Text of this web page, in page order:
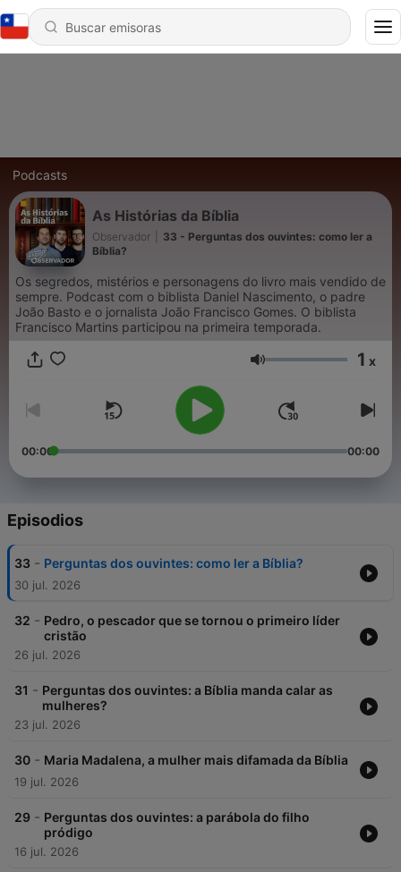
Podcasts
As Histórias da Bíblia
Observador
33 - Perguntas dos ouvintes: como ler a
Bíblia?
Os segredos, mistérios e personagens do livro mais vendido de
sempre. Podcast com o biblista Daniel Nascimento, o padre
João Basto e o jornalista João Francisco Gomes. O biblista
Francisco Martins participou na primeira temporada.
Volumen 1 x
00:00 00:00
Episodios
33 - Perguntas dos ouvintes: como ler a Bíblia?
30 jul. 2026
32 - Pedro, o pescador que se tornou o primeiro líder
cristão
26 jul. 2026
31 - Perguntas dos ouvintes: a Bíblia manda calar as
mulheres?
23 jul. 2026
30 - Maria Madalena, a mulher mais difamada da Bíblia
19 jul. 2026
29 - Perguntas dos ouvintes: a parábola do filho
pródigo
16 jul. 2026